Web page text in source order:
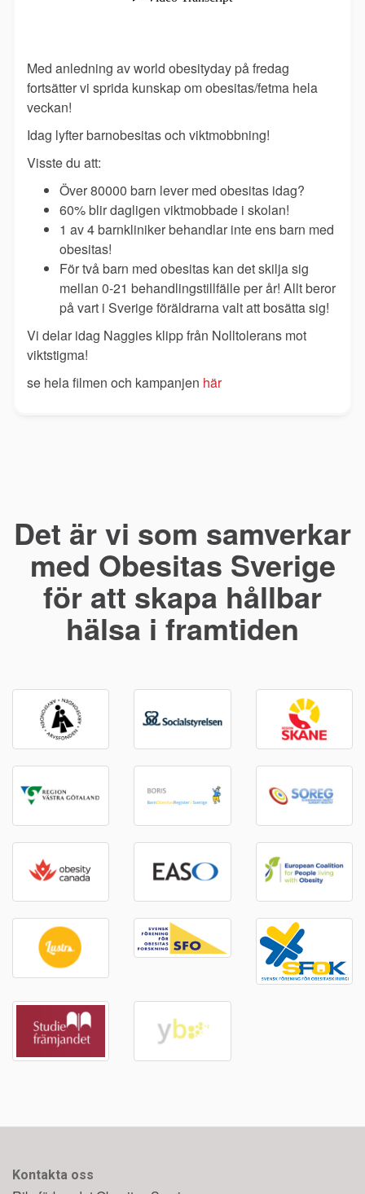
Med anledning av world obesityday på fredag
fortsätter vi sprida kunskap om obesitas/fetma hela
veckan!
Idag lyfter barnobesitas och viktmobbning!
Visste du att:
Över 80000 barn lever med obesitas idag?
60% blir dagligen viktmobbade i skolan!
1 av 4 barnkliniker behandlar inte ens barn med
obesitas!
För två barn med obesitas kan det skilja sig
mellan 0-21 behandlingstillfälle per år! Allt beror
på vart i Sverige föräldrarna valt att bosätta sig!
Vi delar idag Naggies klipp från Nolltolerans mot
viktstigma!
se hela filmen och kampanjen här
Det är vi som samverkar
med Obesitas Sverige
för att skapa hållbar
hälsa i framtiden
Kontakta oss